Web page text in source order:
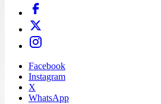
Facebook
Instagram
X
WhatsApp